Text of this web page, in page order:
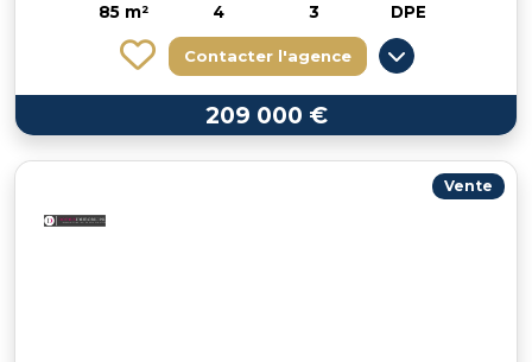
85 m² 4 3 DPE
Contacter l'agence
209 000 €
Vente